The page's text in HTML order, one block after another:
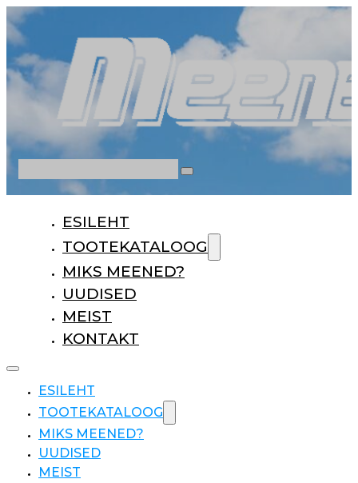
ESILEHT
TOOTEKATALOOG
MIKS MEENED?
UUDISED
MEIST
KONTAKT
ESILEHT
TOOTEKATALOOG
MIKS MEENED?
UUDISED
MEIST